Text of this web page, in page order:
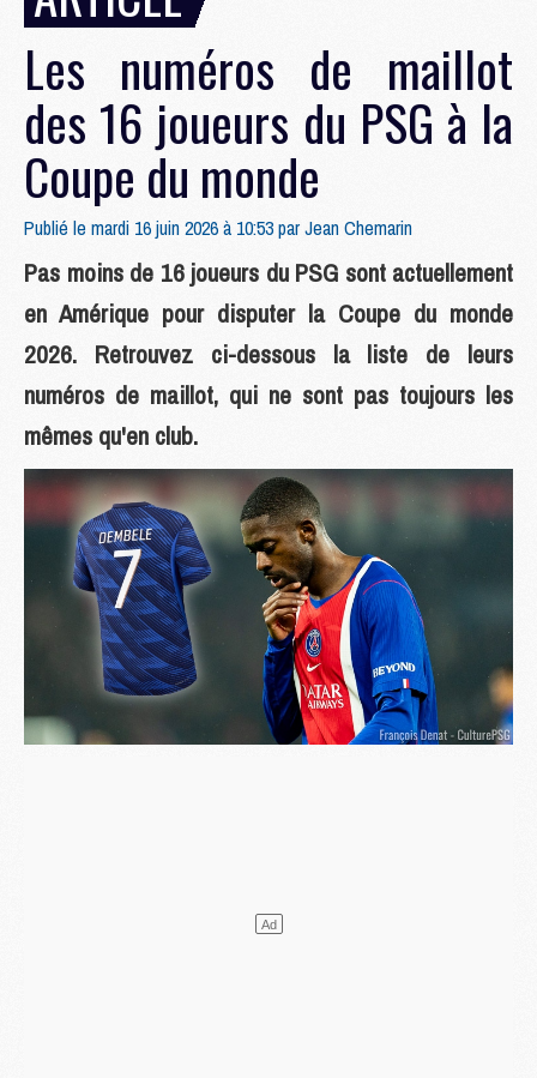
Les numéros de maillot
des 16 joueurs du PSG à la
Coupe du monde
Publié le mardi 16 juin 2026 à 10:53 parJean Chemarin
Pas moins de 16 joueurs du PSG sont actuellement
en Amérique pour disputer la Coupe du monde
2026. Retrouvez ci-dessous la liste de leurs
numéros de maillot, qui ne sont pas toujours les
mêmes qu'en club.